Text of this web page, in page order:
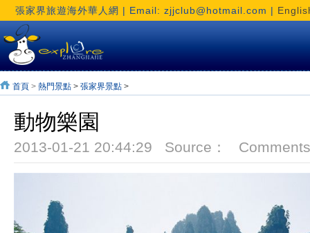
張家界旅遊海外華人網 | Email: zjjclub@hotmail.com |
首頁 > 熱門景點 > 張家界景點 >
動物樂園
2013-01-21 20:44:29 Source：